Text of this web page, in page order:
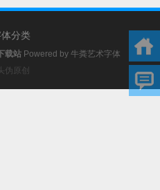
分类
载站 Powered by 牛粪艺术字体
伪原创